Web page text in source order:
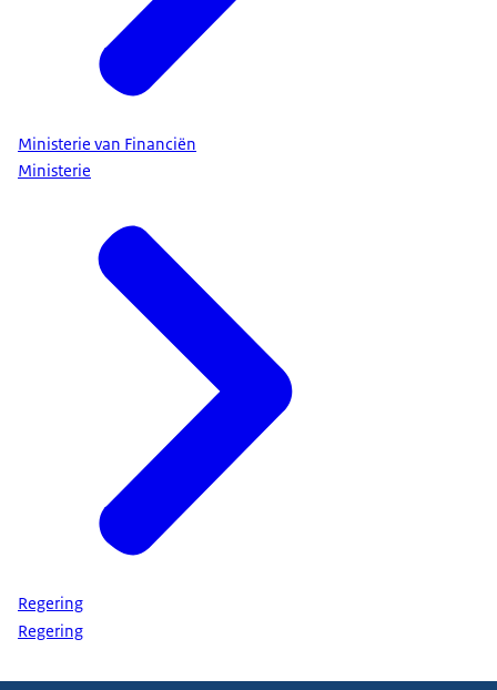
Ministerie van Financiën
Ministerie
Regering
Regering